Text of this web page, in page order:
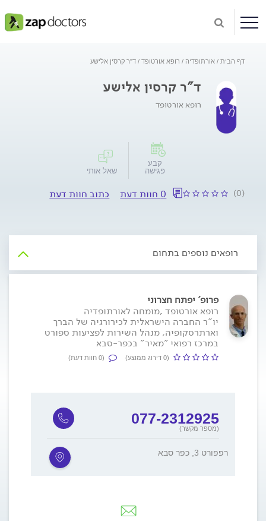
דף הבית אורתופדיה רופא אורטופד ד"ר קרסין אלישע
ד"ר קרסין אלישע
רופא אורטופד
קבע
פגישה
שאל אותי
(0) 0 חוות דעת כתוב חוות דעת
רופאים נוספים בתחום
פרופ' יפתח חצרוני
רופא אורטופד ,מומחה לאורתופדיה
יו"ר החברה הישראלית לכירורגיה של הברך
וארתרסקופיה, מנהל השירות לפציעות ספורט
במרכז רפואי "מאיר" בכפר-סבא
(0 דירוג ממוצע) (0 חוות דעת)
077-2312925
(מספר מקשר)
רפפורט 3, כפר סבא